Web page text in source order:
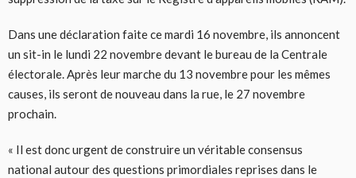
Dans une déclaration faite ce mardi 16 novembre, ils annoncent
un sit-in le lundi 22 novembre devant le bureau de la Centrale
électorale. Après leur marche du 13 novembre pour les mêmes
causes, ils seront de nouveau dans la rue, le 27 novembre
prochain.
« Il est donc urgent de construire un véritable consensus
national autour des questions primordiales reprises dans le